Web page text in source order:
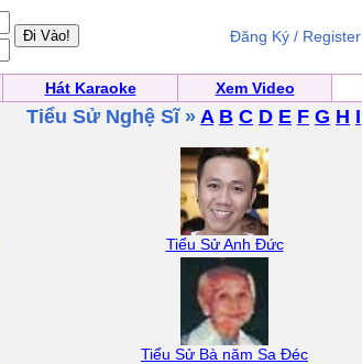
Đăng Ký / Register
Hát Karaoke Xem Video
Tiểu Sử Nghệ Sĩ » A B C D E F G H I
Tiểu Sử Anh Đức
Tiểu Sử Bà năm Sa Đéc